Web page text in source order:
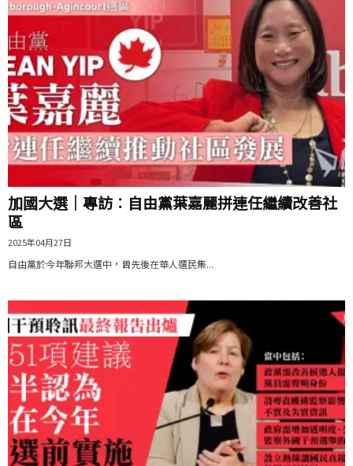
加國大選｜專訪︰自由黨葉嘉麗拼連任繼續改善社
區
2025年04月27日
自由黨於今年聯邦大選中，曾先後在華人選民集...